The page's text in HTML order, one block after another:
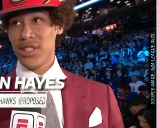
SOURCE IMAGE : NBA LEAGUE PASS